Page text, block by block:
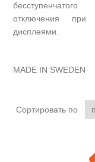
отключения при
дисплеями.
MADE IN SWEDEN
Сортировать по